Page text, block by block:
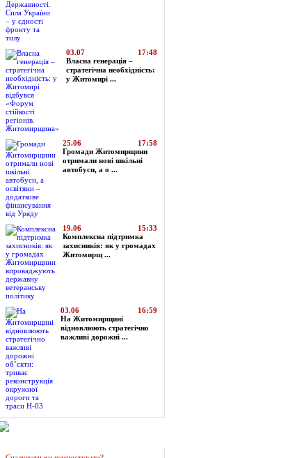
03.07
17:48
Власна генерація –
стратегічна необхідність:
у Житомирі ...
25.06
17:58
Громади Житомирщини
отримали нові шкільні
автобуси, а о ...
19.06
15:33
Комплексна підтримка
захисників: як у громадах
Житомирщ ...
03.06
16:59
На Житомирщині
відновлюють стратегічно
важливі дорожні ...